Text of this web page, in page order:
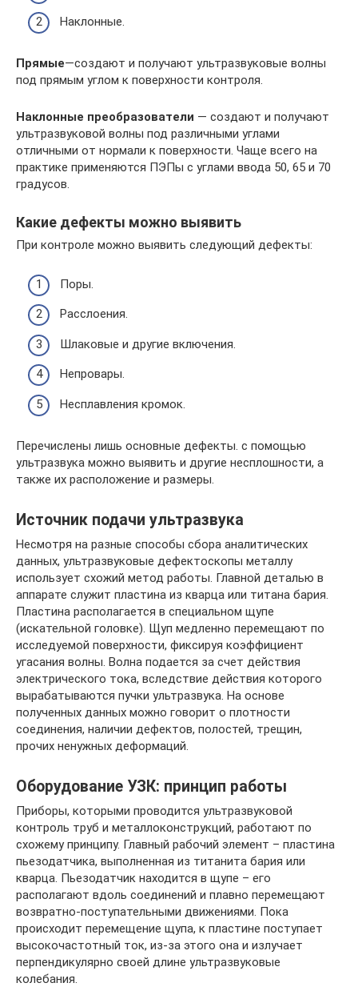
Наклонные.
Прямые—создают и получают ультразвуковые волны
под прямым углом к поверхности контроля.
Наклонные преобразователи — создают и получают
ультразвуковой волны под различными углами
отличными от нормали к поверхности. Чаще всего на
практике применяются ПЭПы с углами ввода 50, 65 и 70
градусов.
Какие дефекты можно выявить
При контроле можно выявить следующий дефекты:
Поры.
Расслоения.
Шлаковые и другие включения.
Непровары.
Несплавления кромок.
Перечислены лишь основные дефекты. с помощью
ультразвука можно выявить и другие несплошности, а
также их расположение и размеры.
Источник подачи ультразвука
Несмотря на разные способы сбора аналитических
данных, ультразвуковые дефектоскопы металлу
использует схожий метод работы. Главной деталью в
аппарате служит пластина из кварца или титана бария.
Пластина располагается в специальном щупе
(искательной головке). Щуп медленно перемещают по
исследуемой поверхности, фиксируя коэффициент
угасания волны. Волна подается за счет действия
электрического тока, вследствие действия которого
вырабатываются пучки ультразвука. На основе
полученных данных можно говорит о плотности
соединения, наличии дефектов, полостей, трещин,
прочих ненужных деформаций.
Оборудование УЗК: принцип работы
Приборы, которыми проводится ультразвуковой
контроль труб и металлоконструкций, работают по
схожему принципу. Главный рабочий элемент – пластина
пьезодатчика, выполненная из титанита бария или
кварца. Пьезодатчик находится в щупе – его
располагают вдоль соединений и плавно перемещают
возвратно-поступательными движениями. Пока
происходит перемещение щупа, к пластине поступает
высокочастотный ток, из-за этого она и излучает
перпендикулярно своей длине ультразвуковые
колебания.